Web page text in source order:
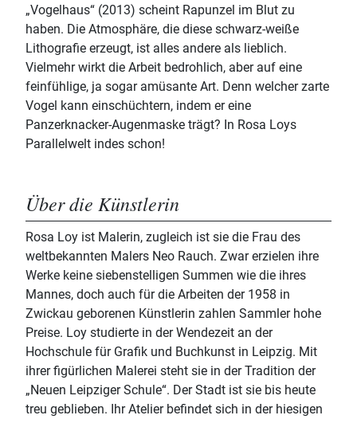
„Vogelhaus“ (2013) scheint Rapunzel im Blut zu
haben. Die Atmosphäre, die diese schwarz-weiße
Lithografie erzeugt, ist alles andere als lieblich.
Vielmehr wirkt die Arbeit bedrohlich, aber auf eine
feinfühlige, ja sogar amüsante Art. Denn welcher zarte
Vogel kann einschüchtern, indem er eine
Panzerknacker-Augenmaske trägt? In Rosa Loys
Parallelwelt indes schon!
Über die Künstlerin
Rosa Loy ist Malerin, zugleich ist sie die Frau des
weltbekannten Malers Neo Rauch. Zwar erzielen ihre
Werke keine siebenstelligen Summen wie die ihres
Mannes, doch auch für die Arbeiten der 1958 in
Zwickau geborenen Künstlerin zahlen Sammler hohe
Preise. Loy studierte in der Wendezeit an der
Hochschule für Grafik und Buchkunst in Leipzig. Mit
ihrer figürlichen Malerei steht sie in der Tradition der
„Neuen Leipziger Schule“. Der Stadt ist sie bis heute
treu geblieben. Ihr Atelier befindet sich in der hiesigen